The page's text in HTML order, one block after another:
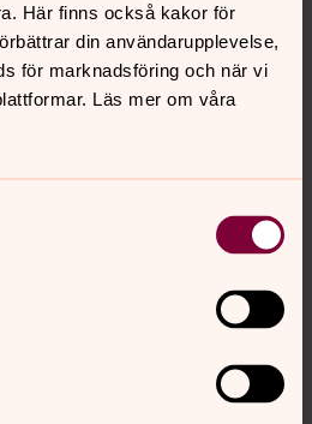
Här finns också kakor för
din användarupplevelse,
för marknadsföring och när vi
Läs mer om våra
är Visionsdokumentet som
med församlingen
på sidans